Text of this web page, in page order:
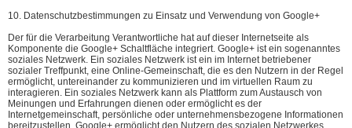
10. Datenschutzbestimmungen zu Einsatz und Verwendung von Google+
Der für die Verarbeitung Verantwortliche hat auf dieser Internetseite als
Komponente die Google+ Schaltfläche integriert. Google+ ist ein sogenanntes
soziales Netzwerk. Ein soziales Netzwerk ist ein im Internet betriebener
sozialer Treffpunkt, eine Online-Gemeinschaft, die es den Nutzern in der Regel
ermöglicht, untereinander zu kommunizieren und im virtuellen Raum zu
interagieren. Ein soziales Netzwerk kann als Plattform zum Austausch von
Meinungen und Erfahrungen dienen oder ermöglicht es der
Internetgemeinschaft, persönliche oder unternehmensbezogene Informationen
bereitzustellen. Google+ ermöglicht den Nutzern des sozialen Netzwerkes